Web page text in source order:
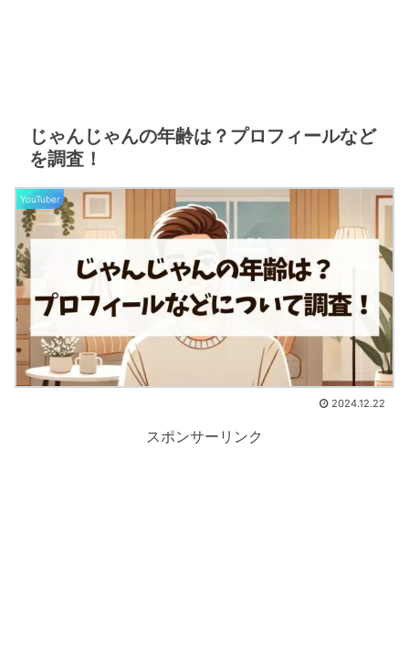
じゃんじゃんの年齢は？プロフィールなど
を調査！
YouTuber
2024.12.22
スポンサーリンク